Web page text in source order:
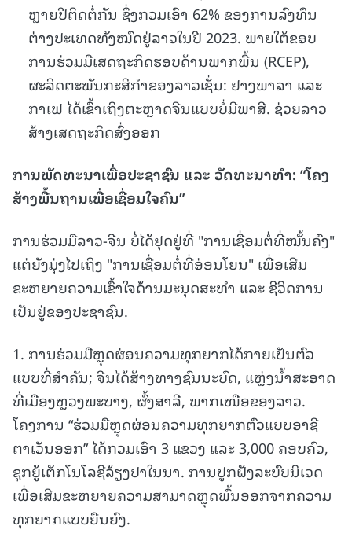
ຫຼາຍປີຕິດຕໍ່ກັນ ຊຶ່ງກວມເອົາ 62% ຂອງການລົງທຶນ
ຕ່າງປະເທດທັງໝົດຢູ່ລາວໃນປີ 2023. ພາຍໃຕ້ຂອບ
ການຮ່ວມມືເສດຖະກິດຮອບດ້ານພາກພື້ນ (RCEP),
ຜະລິດຕະພັນກະສິກຳຂອງລາວເຊັ່ນ: ຢາງພາລາ ແລະ
ກາເຟ ໄດ້ເຂົ້າເຖິງຕະຫຼາດຈີນແບບບໍ່ມີພາສີ. ຊ່ວຍລາວ
ສ້າງເສດຖະກິດສົ່ງອອກ
ການພັດທະນາເພື່ອປະຊາຊົນ ແລະ ວັດທະນາທຳ: “ໂຄງ
ສ້າງພື້ນຖານເພື່ອເຊື່ອມໃຈຄົນ”
ການຮ່ວມມືລາວ-ຈີນ ບໍ່ໄດ້ຢຸດຢູ່ທີ່ "ການເຊື່ອມຕໍ່ທີ່ໝັ້ນຄົງ"
ແຕ່ຍັງມຸ່ງໄປເຖິງ "ການເຊື່ອມຕໍ່ທີ່ອ່ອນໂຍນ" ເພື່ອເສີມ
ຂະຫຍາຍຄວາມເຂົ້າໃຈດ້ານມະນຸດສະທຳ ແລະ ຊີວິດການ
ເປັນຢູ່ຂອງປະຊາຊົນ.
1. ການຮ່ວມມືຫຼຸດຜ່ອນຄວາມທຸກຍາກໄດ້ກາຍເປັນຕົວ
ແບບທີ່ສຳຄັນ; ຈີນໄດ້ສ້າງທາງຊົນນະບົດ, ແຫຼ່ງນ້ຳສະອາດ
ທີ່ເມືອງຫຼວງພະບາງ, ຜົ້ງສາລີ, ພາກເໜືອຂອງລາວ.
ໂຄງການ “ຮ່ວມມືຫຼຸດຜ່ອນຄວາມທຸກຍາກຕົວແບບອາຊີ
ຕາເວັນອອກ” ໄດ້ກວມເອົາ 3 ແຂວງ ແລະ 3,000 ຄອບຄົວ,
ຊຸກຍູ້ເຕັກໂນໂລຊີລ້ຽງປາໃນນາ. ການປູກຝັງລະບົບນິເວດ
ເພື່ອເສີມຂະຫຍາຍຄວາມສາມາດຫຼຸດພົ້ນອອກຈາກຄວາມ
ທຸກຍາກແບບຍືນຍົງ.